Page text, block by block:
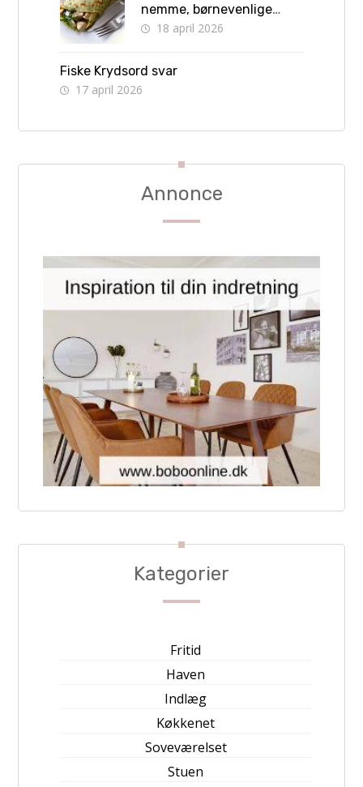
nemme, børnevenlige
retter børn kan lave selv
18 april 2026
Fiske Krydsord svar
17 april 2026
Annonce
Kategorier
Fritid
Haven
Indlæg
Køkkenet
Soveværelset
Stuen